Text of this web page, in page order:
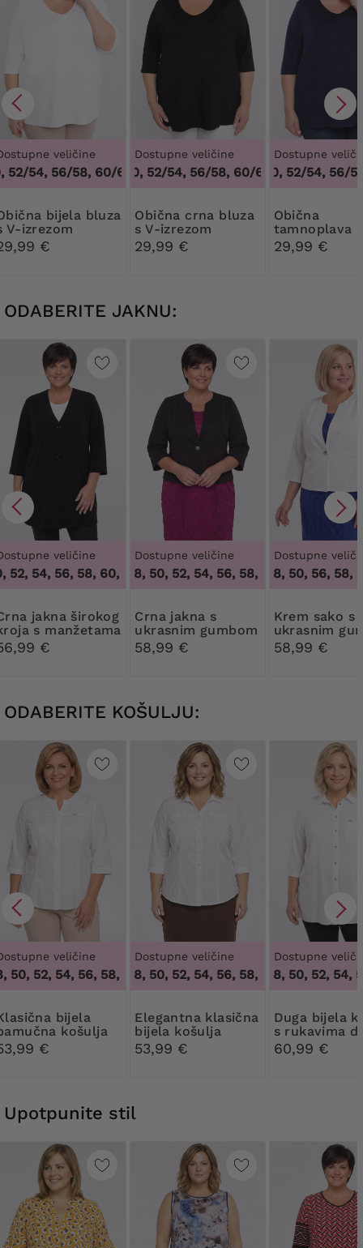
veličine
54, 56/58, 60/62 48/50, 52/54, 56/58, 60/62
bluza
V-izrezom
€
Dostupne veličine
48/50, 52/54, 56/58, 60/62 48/50, 52/54,
Obična crna bluza
s V-izrezom
29,99 €
Dostupne
48/50, 52/54, 56/
Obična
tamnoplava
s V-izrezom
29,99 €
ODABERITE JAKNU:
veličine
54, 56, 58, 60, 62 ,48, 50, 52, 54, 56, 58, 60, 62
s manžetama
€
Dostupne veličine
46, 48, 50, 52, 54, 56, 58, 60, 62, 64,46,
Crna jakna s
ukrasnim gumbom
58,99 €
Dostupne
46, 48, 50, 56, 58,
Krem sako s
ukrasnim
58,99 €
ODABERITE KOŠULJU:
veličine
52, 54, 56, 58, 60 ,46, 48, 50, 52, 54, 56, 58, 60
košulja
€
Dostupne veličine
46, 48, 50, 52, 54, 56, 58,46, 48, 50, 52,
Elegantna klasična
bijela košulja
53,99 €
Dostupne
46, 48, 50, 52, 54,
Duga bijela košulja
s rukavima
lakta
60,99 €
Upotpunite stil